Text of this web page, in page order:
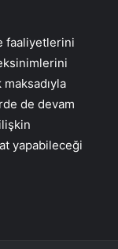
faaliyetlerini
de devam
yapabileceği